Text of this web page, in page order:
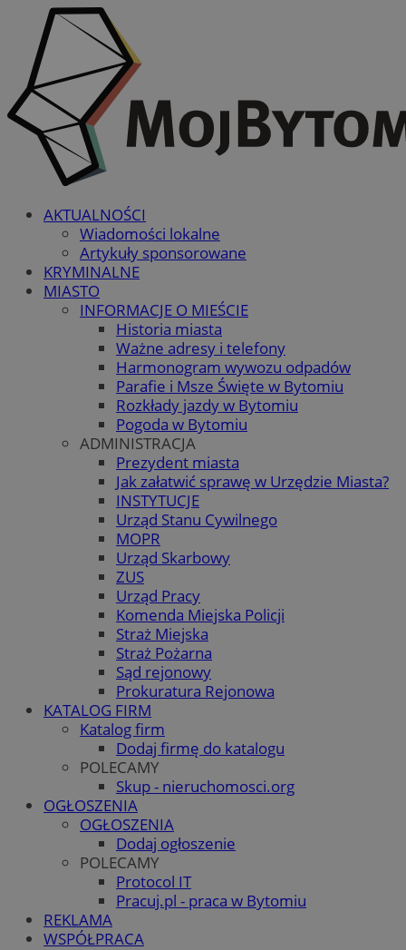
AKTUALNOŚCI
Wiadomości lokalne
Artykuły sponsorowane
KRYMINALNE
MIASTO
INFORMACJE O MIEŚCIE
Historia miasta
Ważne adresy i telefony
Harmonogram wywozu odpadów
Parafie i Msze Święte w Bytomiu
Rozkłady jazdy w Bytomiu
Pogoda w Bytomiu
ADMINISTRACJA
Prezydent miasta
Jak załatwić sprawę w Urzędzie Miasta?
INSTYTUCJE
Urząd Stanu Cywilnego
MOPR
Urząd Skarbowy
ZUS
Urząd Pracy
Komenda Miejska Policji
Straż Miejska
Straż Pożarna
Sąd rejonowy
Prokuratura Rejonowa
KATALOG FIRM
Katalog firm
Dodaj firmę do katalogu
POLECAMY
Skup - nieruchomosci.org
OGŁOSZENIA
OGŁOSZENIA
Dodaj ogłoszenie
POLECAMY
Protocol IT
Pracuj.pl - praca w Bytomiu
REKLAMA
WSPÓŁPRACA